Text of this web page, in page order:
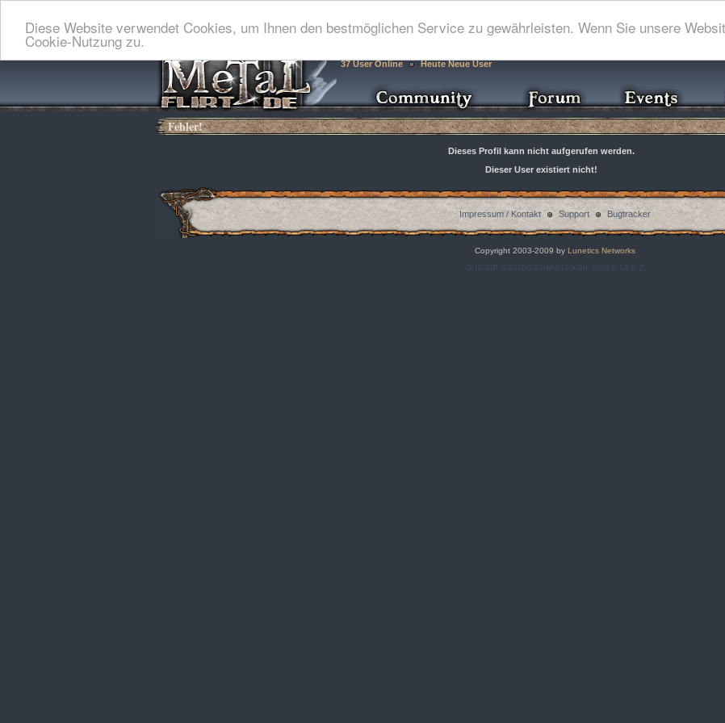
Diese Website verwendet Cookies, um Ihnen den bestmöglichen Service zu gewährleisten. Wenn Sie unsere
Cookie-Nutzung zu.
37 User Online Heute Neue User
Fehler!
Dieses Profil kann nicht aufgerufen werden.
Dieser User existiert nicht!
Impressum / Kontakt Support Bugtracker
Copyright 2003-2009 byLunetics Networks